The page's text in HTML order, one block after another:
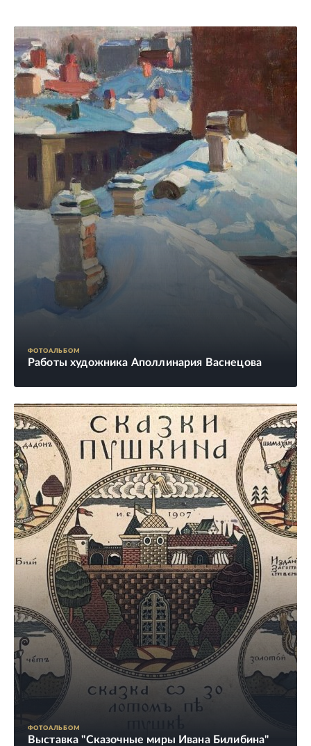
ФОТОАЛЬБОМ
Работы художника Аполлинария Васнецова
ФОТОАЛЬБОМ
Выставка "Сказочные миры Ивана Билибина"